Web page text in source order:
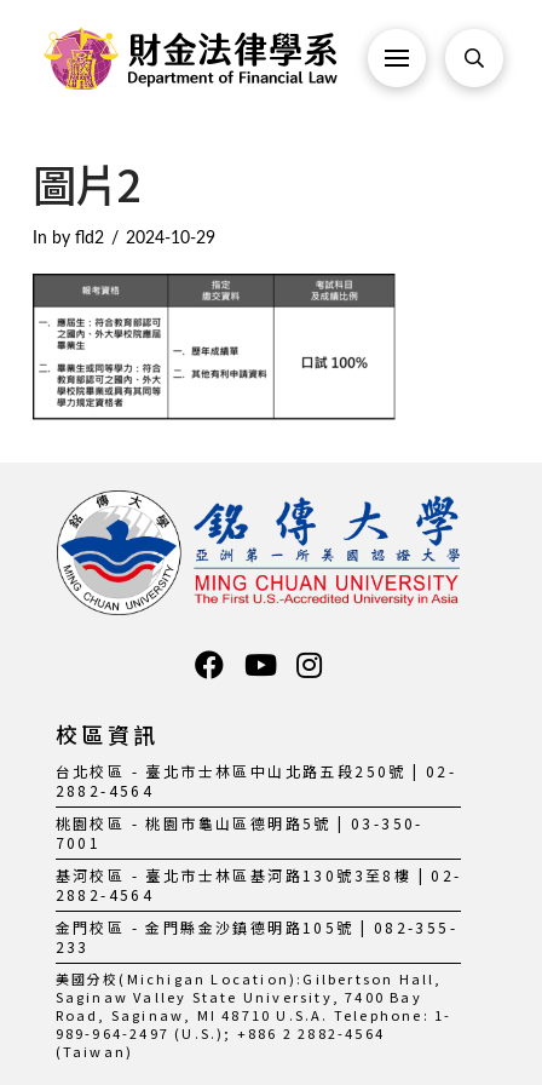
圖片2
In by fld2 2024-10-29
校區資訊
台北校區 - 臺北市士林區中山北路五段250號 | 02-
2882-4564
桃園校區 - 桃園市龜山區德明路5號 | 03-350-
7001
基河校區 - 臺北市士林區基河路130號3至8樓 | 02-
2882-4564
金門校區 - 金門縣金沙鎮德明路105號 | 082-355-
233
美國分校(Michigan Location):Gilbertson Hall,
Saginaw Valley State University, 7400 Bay
Road, Saginaw, MI 48710 U.S.A. Telephone: 1-
989-964-2497 (U.S.); +886 2 2882-4564
(Taiwan)